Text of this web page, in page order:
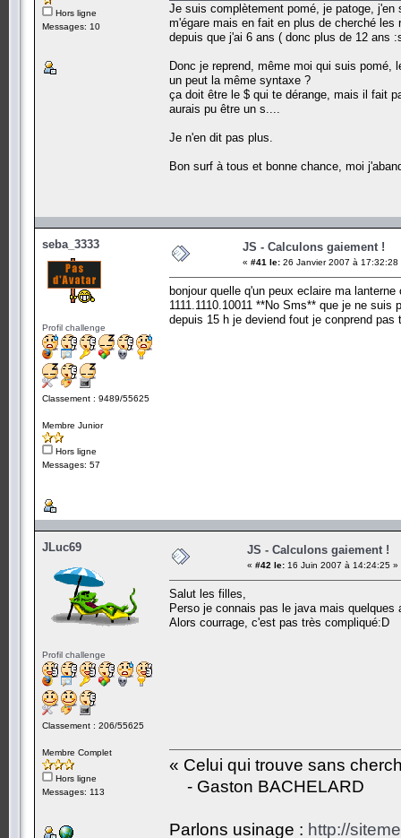
Hors ligne
Messages: 10
Je suis complètement pomé, je patoge,
m'égare mais en fait en plus de cherché
depuis que j'ai 6 ans ( donc plus de 12 ans
Donc je reprend, même moi qui suis
un peut la même syntaxe ?
ça doit être le $ qui te dérange, mais il fait
aurais pu être un s....
Je n'en dit pas plus.
Bon surf à tous et bonne chance, moi
seba_3333
Profil challenge
Classement : 9489/55625
Membre Junior
Hors ligne
Messages: 57
JS - Calculons gaiement !
« #41 le: 26 Janvier 2007 à 17:32:28
bonjour quelle q'un peux eclaire ma
1111.1110.10011 **No Sms** que je ne
depuis 15 h je deviend fout je conprend pas
JLuc69
Profil challenge
Classement : 206/55625
Membre Complet
Hors ligne
Messages: 113
JS - Calculons gaiement !
« #42 le: 16 Juin 2007 à 14:24:25 »
Salut les filles,
Perso je connais pas le java mais
Alors courrage, c'est pas très compliqué:D
« Celui qui trouve sans
- Gaston BACHELARD
Parlons usinage : http://